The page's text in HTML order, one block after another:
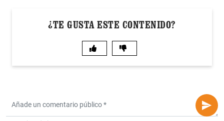
¿TE GUSTA ESTE CONTENIDO?